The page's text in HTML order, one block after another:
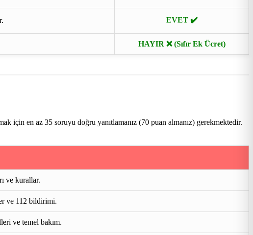
EVET ✔️
HAYIR ❌ (Sıfır Ek Ücret)
için en az 35 soruyu doğru yanıtlamanız (70 puan almanız) gerekmektedir.
ve kurallar.
ve 112 bildirimi.
ve temel bakım.